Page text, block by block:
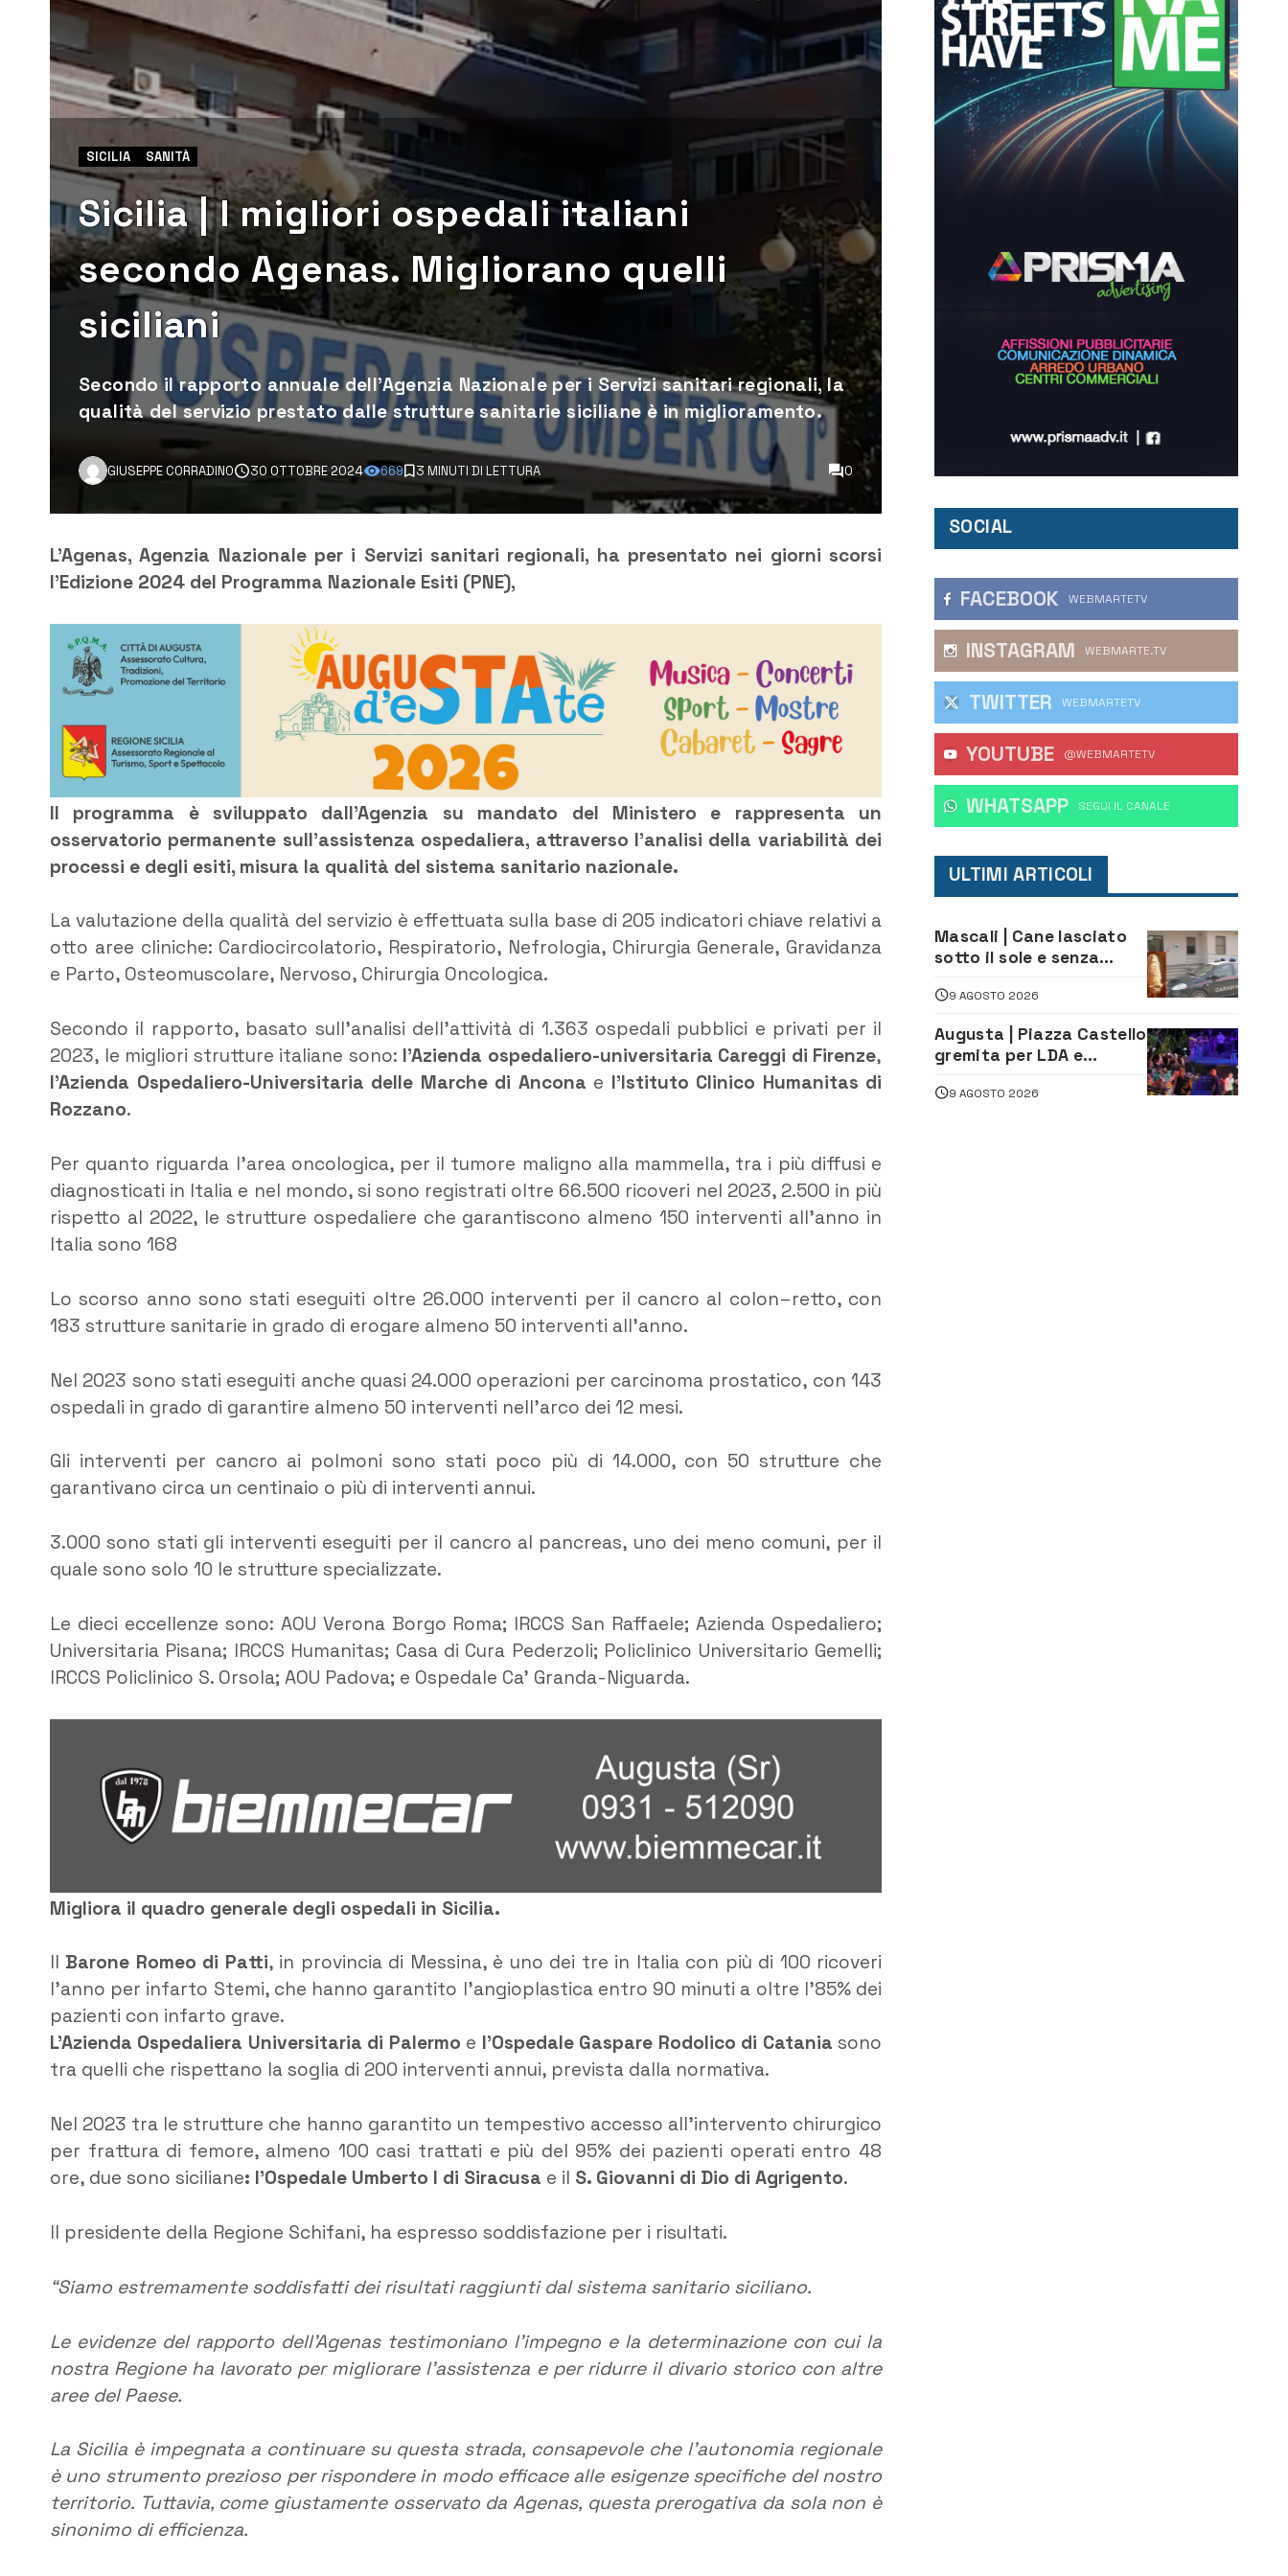
SICILIA SANITÀ
Sicilia | I migliori ospedali italiani
secondo Agenas. Migliorano quelli
siciliani
Secondo il rapporto annuale dell’Agenzia Nazionale per i Servizi sanitari regionali, la
qualità del servizio prestato dalle strutture sanitarie siciliane è in miglioramento.
GIUSEPPE CORRADINO 30 OTTOBRE 2024 669 3 MINUTI DI LETTURA 0
L’Agenas, Agenzia Nazionale per i Servizi sanitari regionali, ha presentato nei giorni scorsi
l’Edizione 2024 del Programma Nazionale Esiti (PNE),
Il programma è sviluppato dall’Agenzia su mandato del Ministero e rappresenta un
osservatorio permanente sull’assistenza ospedaliera, attraverso l’analisi della variabilità dei
processi e degli esiti, misura la qualità del sistema sanitario nazionale.
La valutazione della qualità del servizio è effettuata sulla base di 205 indicatori chiave relativi a
otto aree cliniche: Cardiocircolatorio, Respiratorio, Nefrologia, Chirurgia Generale, Gravidanza
e Parto, Osteomuscolare, Nervoso, Chirurgia Oncologica.
Secondo il rapporto, basato sull’analisi dell’attività di 1.363 ospedali pubblici e privati per il
2023, le migliori strutture italiane sono: l’Azienda ospedaliero-universitaria Careggi di Firenze,
l’Azienda Ospedaliero-Universitaria delle Marche di Ancona e l’Istituto Clinico Humanitas di
Rozzano.
Per quanto riguarda l’area oncologica, per il tumore maligno alla mammella, tra i più diffusi e
diagnosticati in Italia e nel mondo, si sono registrati oltre 66.500 ricoveri nel 2023, 2.500 in più
rispetto al 2022, le strutture ospedaliere che garantiscono almeno 150 interventi all’anno in
Italia sono 168
Lo scorso anno sono stati eseguiti oltre 26.000 interventi per il cancro al colon–retto, con
183 strutture sanitarie in grado di erogare almeno 50 interventi all’anno.
Nel 2023 sono stati eseguiti anche quasi 24.000 operazioni per carcinoma prostatico, con 143
ospedali in grado di garantire almeno 50 interventi nell’arco dei 12 mesi.
Gli interventi per cancro ai polmoni sono stati poco più di 14.000, con 50 strutture che
garantivano circa un centinaio o più di interventi annui.
3.000 sono stati gli interventi eseguiti per il cancro al pancreas, uno dei meno comuni, per il
quale sono solo 10 le strutture specializzate.
Le dieci eccellenze sono: AOU Verona Borgo Roma; IRCCS San Raffaele; Azienda Ospedaliero;
Universitaria Pisana; IRCCS Humanitas; Casa di Cura Pederzoli; Policlinico Universitario Gemelli;
IRCCS Policlinico S. Orsola; AOU Padova; e Ospedale Ca’ Granda-Niguarda.
Migliora il quadro generale degli ospedali in Sicilia.
Il Barone Romeo di Patti, in provincia di Messina, è uno dei tre in Italia con più di 100 ricoveri
l’anno per infarto Stemi, che hanno garantito l’angioplastica entro 90 minuti a oltre l’85% dei
pazienti con infarto grave.
L’Azienda Ospedaliera Universitaria di Palermo e l’Ospedale Gaspare Rodolico di Catania sono
tra quelli che rispettano la soglia di 200 interventi annui, prevista dalla normativa.
Nel 2023 tra le strutture che hanno garantito un tempestivo accesso all’intervento chirurgico
per frattura di femore, almeno 100 casi trattati e più del 95% dei pazienti operati entro 48
ore, due sono siciliane: l’Ospedale Umberto I di Siracusa e il S. Giovanni di Dio di Agrigento.
Il presidente della Regione Schifani, ha espresso soddisfazione per i risultati.
“Siamo estremamente soddisfatti dei risultati raggiunti dal sistema sanitario siciliano.
Le evidenze del rapporto dell’Agenas testimoniano l’impegno e la determinazione con cui la
nostra Regione ha lavorato per migliorare l’assistenza e per ridurre il divario storico con altre
aree del Paese.
La Sicilia è impegnata a continuare su questa strada, consapevole che l’autonomia regionale
è uno strumento prezioso per rispondere in modo efficace alle esigenze specifiche del nostro
territorio. Tuttavia, come giustamente osservato da Agenas, questa prerogativa da sola non è
sinonimo di efficienza.
SOCIAL
FACEBOOK WEBMARTETV
INSTAGRAM WEBMARTE.TV
TWITTER WEBMARTETV
YOUTUBE @WEBMARTETV
WHATSAPP ‎SEGUI IL CANALE
ULTIMI ARTICOLI
Mascali | Cane lasciato
sotto il sole e senza
denunciano proprietario
9 AGOSTO 2026
Augusta | Piazza Castello
gremita per LDA e
ed emozioni per
9 AGOSTO 2026